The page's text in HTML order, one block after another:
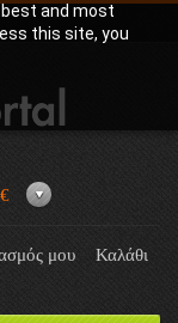
and most
this site, you
μου
Καλάθι